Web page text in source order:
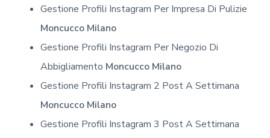
Gestione Profili Instagram Per Impresa Di Pulizie
Moncucco Milano
Gestione Profili Instagram Per Negozio Di
Abbigliamento Moncucco Milano
Gestione Profili Instagram 2 Post A Settimana
Moncucco Milano
Gestione Profili Instagram 3 Post A Settimana